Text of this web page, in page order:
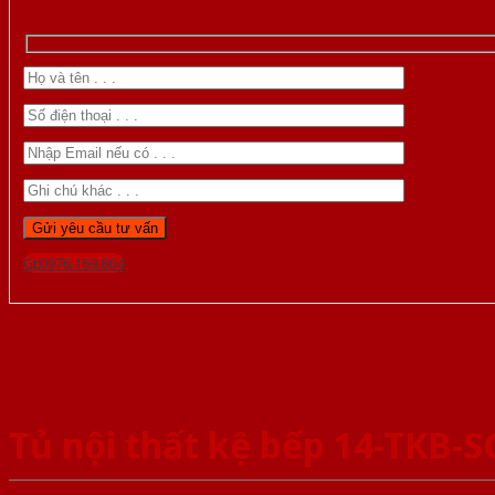
Gọi 0976.169.864
Tủ nội thất kệ bếp 14-TKB-